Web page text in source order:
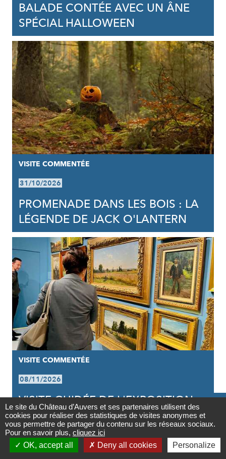
Contact

Newsletter
BALADE CONTÉE AVEC UN ÂNE
SPÉCIAL HALLOWEEN
VISITE COMMENTÉE
31/10/2026
PROMENADE DANS LES BOIS : LA
LÉGENDE DE JACK O'LANTERN
VISITE COMMENTÉE
08/11/2026
VISITE GUIDÉE DE L'EXPOSITION |
VAN GOGH INFLUENCEUR
Le site du Château d’Auvers et ses partenaires utilisent des
cookies pour réaliser des statistiques de visites anonymes et
vous permettre de partager du contenu sur les réseaux sociaux.
Pour en savoir plus, cliquez ici
OK, accept all
Deny all cookies Personalize